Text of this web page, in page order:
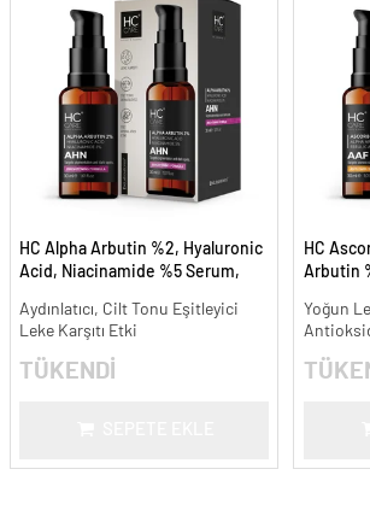
HC Alpha Arbutin %2, Hyaluronic
Acid, Niacinamide %5 Serum,
Aydınlatıcı, Cilt Tonu Eşitleyici
Leke Karşıtı Etki
TÜKENDİ
HC
Arbutin
ml.
Yoğun